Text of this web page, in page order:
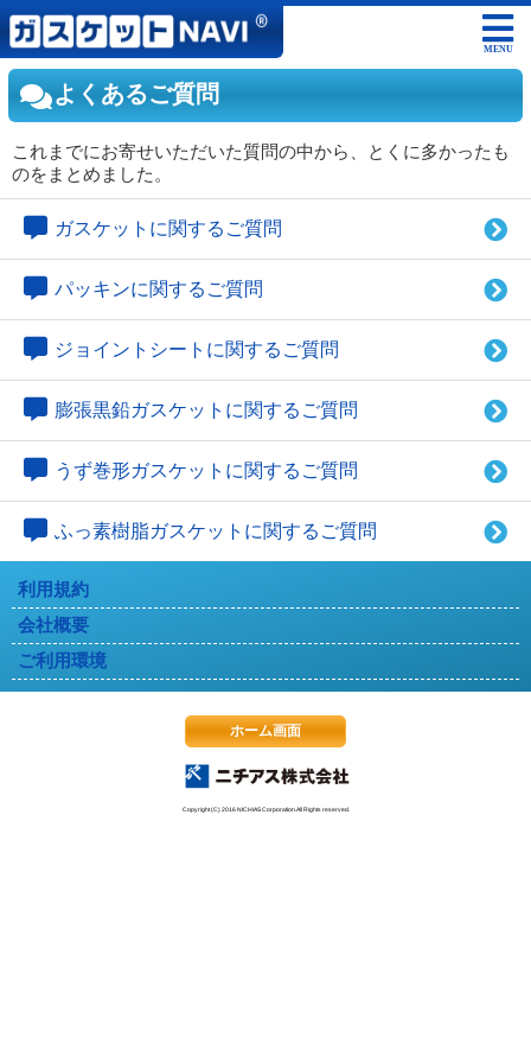
MENU
よくあるご質問
これまでにお寄せいただいた質問の中から、とくに多かったも
のをまとめました。
ガスケットに関するご質問
パッキンに関するご質問
ジョイントシートに関するご質問
膨張黒鉛ガスケットに関するご質問
うず巻形ガスケットに関するご質問
ふっ素樹脂ガスケットに関するご質問
利用規約
会社概要
ご利用環境
ホーム画面
Copyright (C) 2016 NICHIAS Corporation.All Rights reserved.